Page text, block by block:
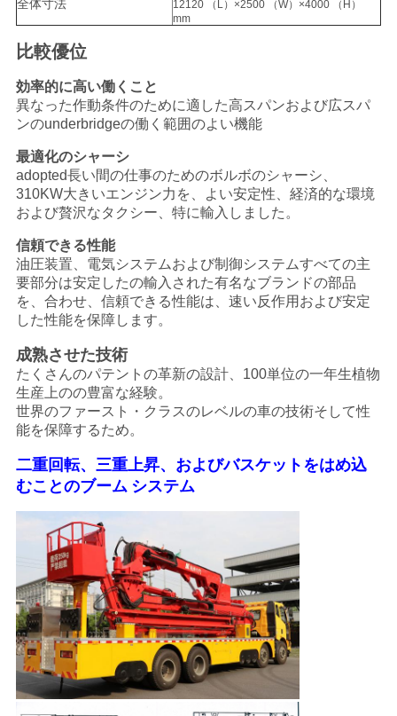
バ
シ
ー
ポ
リ
シ
ー
全体寸法
12120 （L）×2500 （W）×4000 （H）
mm
比較優位
効率的に高い働くこと
異なった作動条件のために適した高スパンおよび広スパ
ンのunderbridgeの働く範囲のよい機能
最適化のシャーシ
adopted長い間の仕事のためのボルボのシャーシ、
310KW大きいエンジン力を、よい安定性、経済的な環境
および贅沢なタクシー、特に輸入しました。
信頼できる性能
油圧装置、電気システムおよび制御システムすべての主
要部分は安定したの輸入された有名なブランドの部品
を、合わせ、信頼できる性能は、速い反作用および安定
した性能を保障します。
成熟させた技術
たくさんのパテントの革新の設計、100単位の一年生植物
生産上のの豊富な経験。
世界のファースト・クラスのレベルの車の技術そして性
能を保障するため。
二重回転、三重上昇、およびバスケットをはめ込
むことのブーム システム